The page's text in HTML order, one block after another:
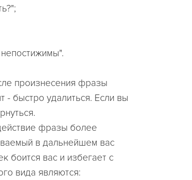
произнесения фразы
быстро удалиться. Если вы
фразы более
в дальнейшем вас
боится вас и избегает с
вида являются: